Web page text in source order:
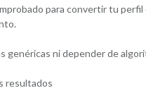
para convertir tu perfil
genéricas ni depender de
resultados